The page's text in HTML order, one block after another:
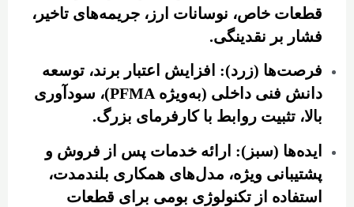
قطعات خاص، نوسانات ارز، جریمه‌های تاخیر،
فشار بر نقدینگی.
فرصت‌ها (زرد): افزایش اعتبار برند، توسعه
دانش فنی داخلی (به‌ویژه PFMA)، سودآوری
بالا، تثبیت روابط با کارفرمای بزرگ.
ایده‌ها (سبز): ارائه خدمات پس از فروش و
پشتیبانی ویژه، مدل‌های همکاری بلندمدت،
استفاده از تکنولوژی بومی برای قطعات